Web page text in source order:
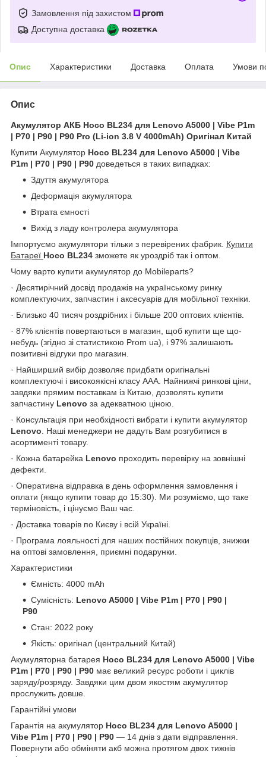
Замовлення під захистом
Доступна доставка
Опис Характеристики Доставка Оплата Умови
Опис
Акумулятор АКБ Hoco BL234 для Lenovo A5000 | Vibe P1m
| P70 | P90 | P90 Pro (Li-ion 3.8 V 4000mAh) Оригінал Китай
Купити Акумулятор Hoco BL234 для Lenovo A5000 | Vibe
P1m | P70 | P90 | P90 доведеться в таких випадках:
Здуття акумулятора
Деформація акумулятора
Втрата ємності
Вихід з ладу контролера акумулятора
Імпортуємо акумулятори тільки з перевірених фабрик. Купити
Батареї Hoco BL234 зможете як уроздріб так і оптом.
Чому варто купити акумулятор до Mobileparts?
· Десятирічний досвід продажів на українському ринку
комплектуючих, запчастин і аксесуарів для мобільної техніки.
· Близько 40 тисяч роздрібних і більше 200 оптових клієнтів.
· 87% клієнтів повертаються в магазин, щоб купити ще що-
небудь (згідно зі статистикою Prom ua), і 97% залишають
позитивні відгуки про магазин.
· Найширший вибір дозволяє придбати оригінальні
комплектуючі і високоякісні класу ААА. Найнижчі ринкові ціни,
завдяки прямим поставкам із Китаю, дозволять купити
запчастину Lenovo за адекватною ціною.
· Консультація при необхідності вибрати і купити акумулятор
Lenovo . Наші менеджери не дадуть Вам розгубитися в
асортименті товару.
· Кожна батарейка Lenovo проходить перевірку на зовнішні
дефекти.
· Оперативна відправка в день оформлення замовлення і
оплати (якщо купити товар до 15:30). Ми розуміємо, що таке
терміновість, і цінуємо Ваш час.
· Доставка товарів по Києву і всій Україні.
· Програма лояльності для наших постійних покупців, знижки
на оптові замовлення, приємні подарунки.
Характеристики
Ємність: 4000 mAh
Сумісність: Lenovo A5000 | Vibe P1m | P70 | P90 |
P90
Стан: 2022 року
Якість: оригінал (центральний Китай)
Акумуляторна батарея Hoco BL234 для Lenovo A5000 | Vibe
P1m | P70 | P90 | P90 має великий ресурс роботи і циклів
заряду/розряду. Завдяки цим двом якостям акумулятор
прослужить довше.
Гарантійні умови
Гарантія на акумулятор Hoco BL234 для Lenovo A5000 |
Vibe P1m | P70 | P90 | P90 ― 14 днів з дати відправлення.
Повернути або обміняти акб можна протягом двох тижнів